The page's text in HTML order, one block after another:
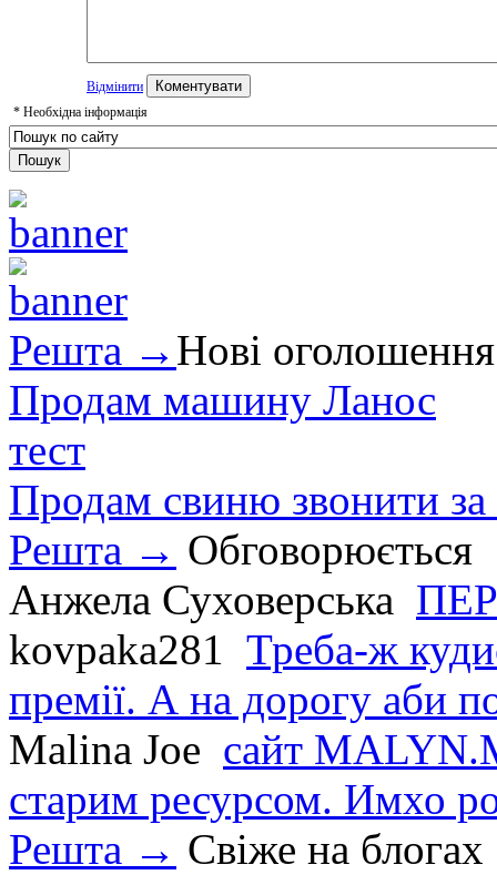
Відмінити
* Необхідна інформація
Решта → Нові оголошення
Продам машину Ланос
тест
Продам свиню звонити
Решта → Обговорюється
Анжела Суховерська
kovpaka281 Треба-ж
премії. А на дорогу аби
Malina Joe сайт
старим ресурсом. Имхо
Решта → Свіже на блогах